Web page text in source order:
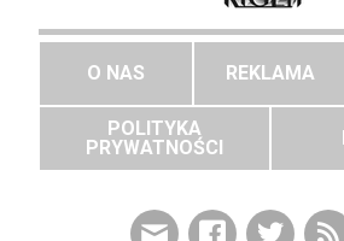
O NAS REKLAMA
POLITYKA
PRYWATNOŚCI